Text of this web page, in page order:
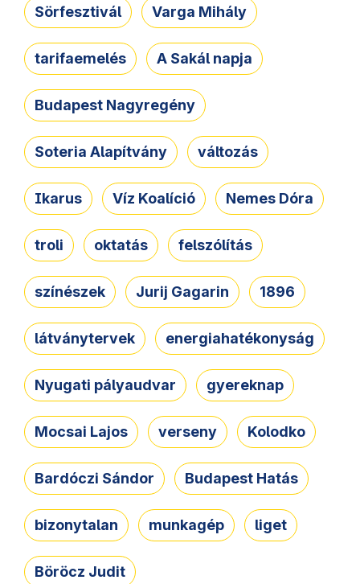
Sörfesztivál Varga Mihály
tarifaemelés A Sakál napja
Budapest Nagyregény
Soteria Alapítvány változás
Ikarus Víz Koalíció Nemes Dóra
troli oktatás felszólítás
színészek Jurij Gagarin 1896
látványtervek energiahatékonyság
Nyugati pályaudvar gyereknap
Mocsai Lajos verseny Kolodko
Bardóczi Sándor Budapest Hatás
bizonytalan munkagép liget
Böröcz Judit